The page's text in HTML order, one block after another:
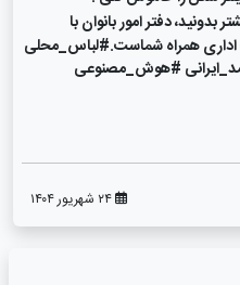
بدونید، دفتر امور بانوان با
#لباس_محلی
#هوش_مصنوعی